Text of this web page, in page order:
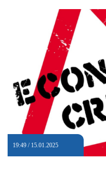
19:49 / 15.01.2025